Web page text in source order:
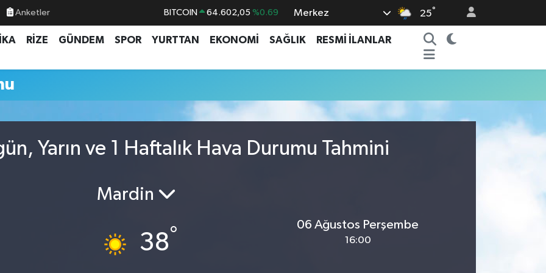
Anketler BITCOIN 64.602,05 %0.69
DOLAR 47,5986 %0.06
GRAM ALTIN 6513.94 %0.32
BİST100 13.768 %48
Merkez 25°
RİZE GÜNDEM SPOR YURTTAN EKONOMİ SAĞLIK
RESMİ İLANLAR
Yarın ve 1 Haftalık Hava Durumu Tahmini
Mardin
38°
06 Ağustos Perşembe
16:00